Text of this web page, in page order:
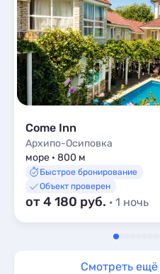
Come Inn
Архипо-Осиповка
море · 800 м
Быстрое бронирование
Объект проверен
от 4 180 руб. · 1 ночь
Смотреть